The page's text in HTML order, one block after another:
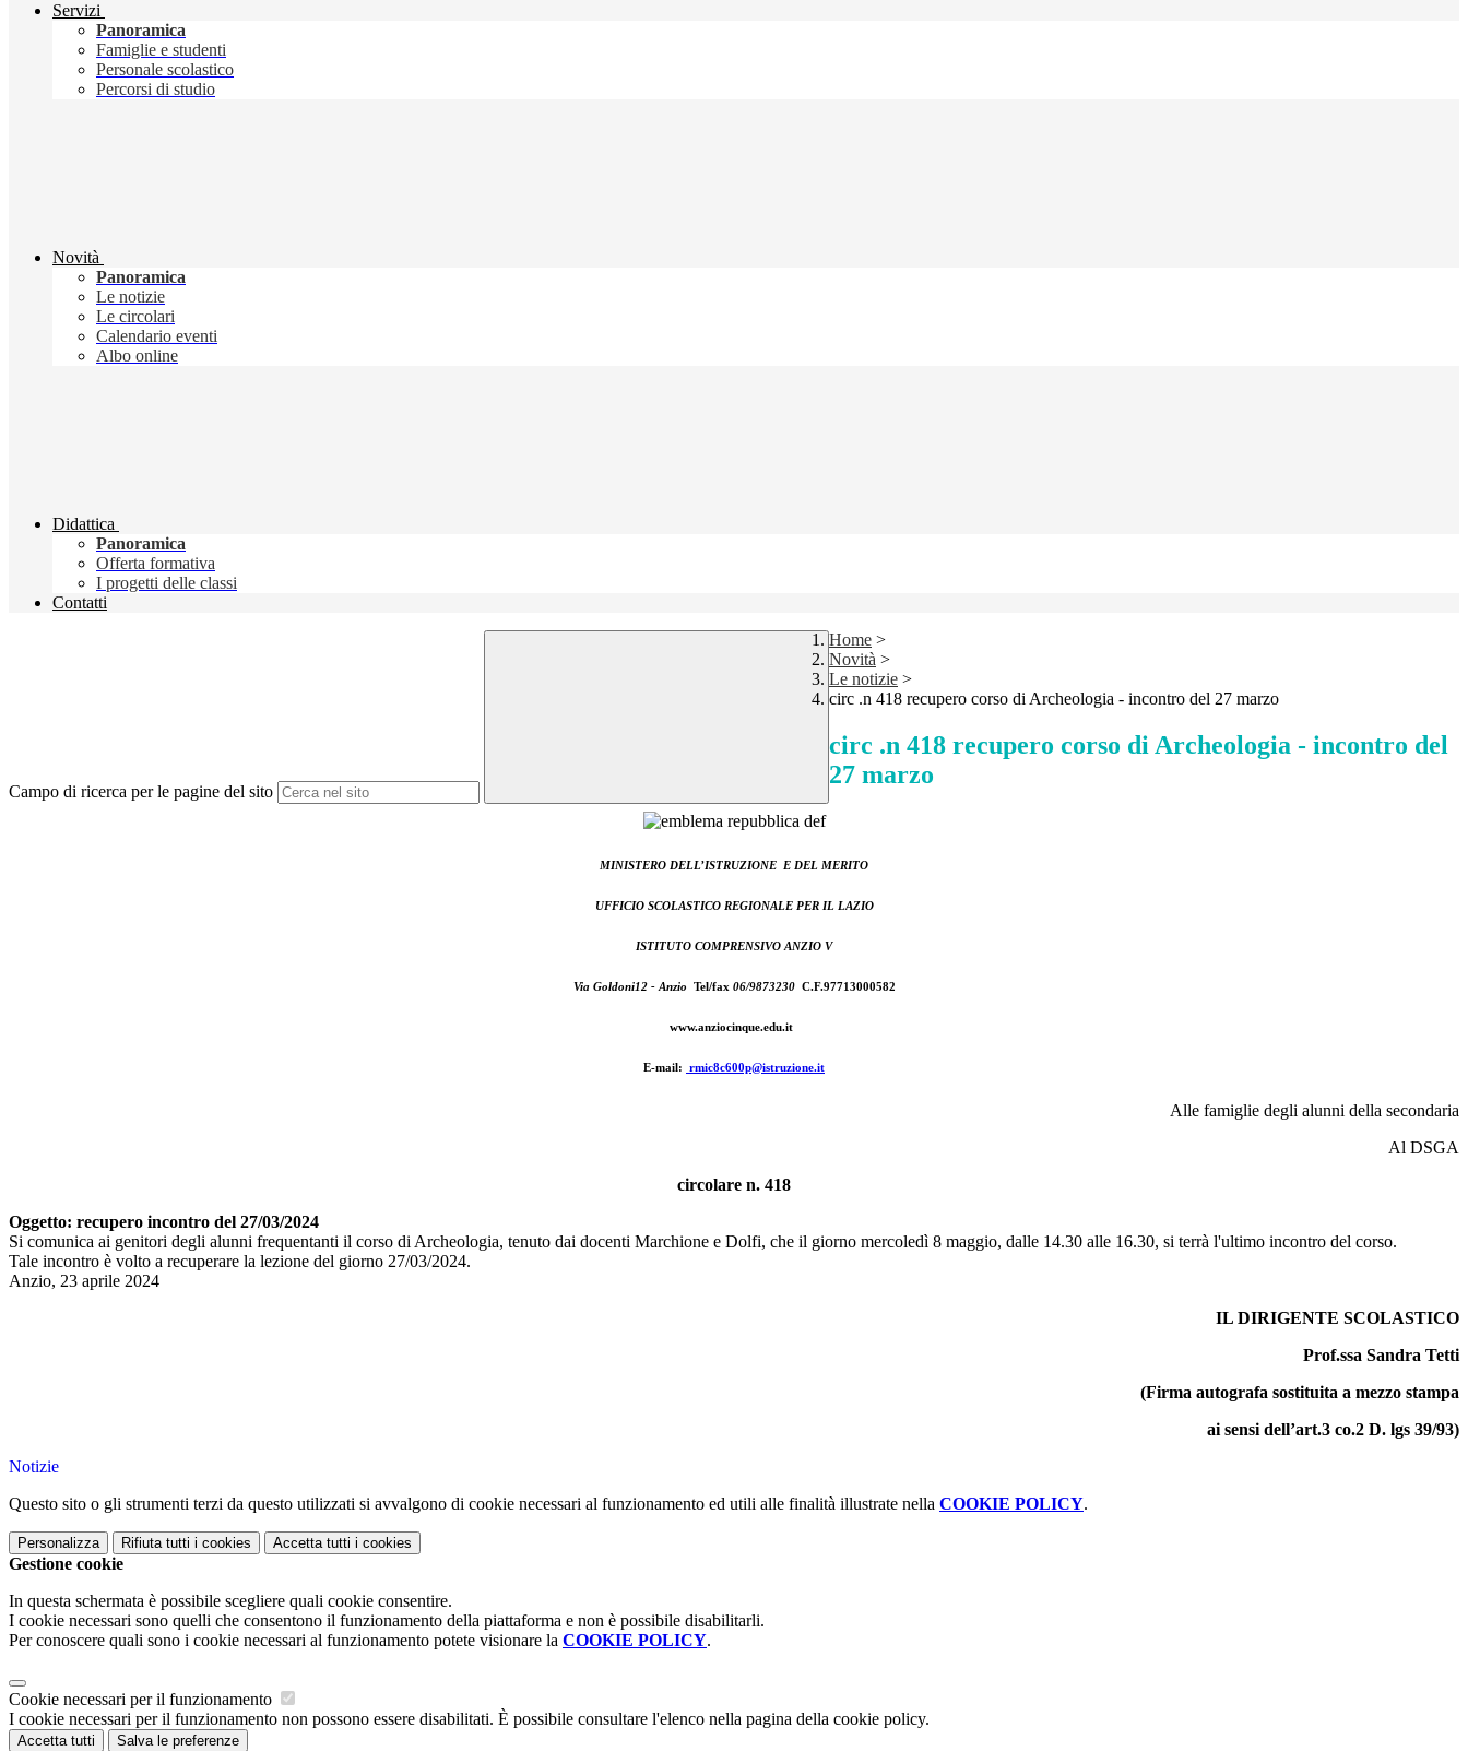
Servizi
Panoramica
Famiglie e studenti
Personale scolastico
Percorsi di studio
Novità
Panoramica
Le notizie
Le circolari
Calendario eventi
Albo online
Didattica
Panoramica
Offerta formativa
I progetti delle classi
Contatti
Campo di ricerca per le pagine del sito
Home >
Novità >
Le notizie >
circ .n 418 recupero corso di Archeologia - incontro del 27 marzo
circ .n 418 recupero corso di Archeologia - incontro del
27 marzo
MINISTERO DELL’ISTRUZIONE E DEL MERITO
UFFICIO SCOLASTICO REGIONALE PER IL LAZIO
ISTITUTO COMPRENSIVO ANZIO V
Via Goldoni12 - Anzio Tel/fax 06/9873230 C.F.97713000582
www.anziocinque.edu.it
E-mail: rmic8c600p@istruzione.it
Alle famiglie degli alunni della secondaria
Al DSGA
circolare n. 418
Oggetto: recupero incontro del 27/03/2024
Si comunica ai genitori degli alunni frequentanti il corso di Archeologia, tenuto dai docenti Marchione e Dolfi, che il giorno mercoledì 8 maggio, dalle 14.30 alle 16.30, si terrà l'ultimo incontro del corso.
Tale incontro è volto a recuperare la lezione del giorno 27/03/2024.
Anzio, 23 aprile 2024
IL DIRIGENTE SCOLASTICO
Prof.ssa Sandra Tetti
(Firma autografa sostituita a mezzo stampa
ai sensi dell’art.3 co.2 D. lgs 39/93)
Notizie
Questo sito o gli strumenti terzi da questo utilizzati si avvalgono di cookie necessari al funzionamento ed utili alle finalità illustrate nella COOKIE POLICY.
Personalizza Rifiuta tutti i cookies Accetta tutti i cookies
Gestione cookie
In questa schermata è possibile scegliere quali cookie consentire.
I cookie necessari sono quelli che consentono il funzionamento della piattaforma e non è possibile disabilitarli.
Per conoscere quali sono i cookie necessari al funzionamento potete visionare la COOKIE POLICY.
Cookie necessari per il funzionamento
I cookie necessari per il funzionamento non possono essere disabilitati. È possibile consultare l'elenco nella pagina della cookie policy.
Accetta tutti Salva le preferenze